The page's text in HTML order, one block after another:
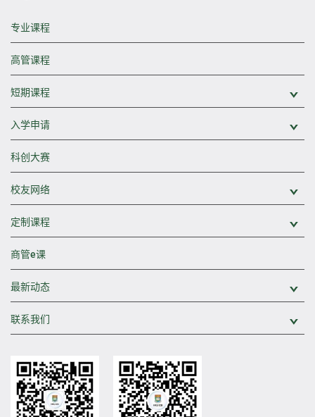
专业课程
高管课程
短期课程
入学申请
科创大赛
校友网络
定制课程
商管e课
最新动态
联系我们